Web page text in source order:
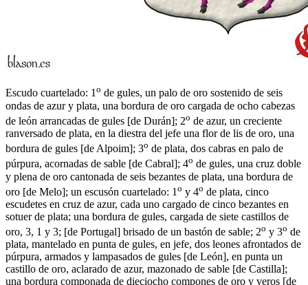
Escudo cuartelado: 1o de gules, un palo de oro sostenido de seis
ondas de azur y plata, una bordura de oro cargada de ocho cabezas
de león arrancadas de gules [de Durán]; 2o de azur, un creciente
ranversado de plata, en la diestra del jefe una flor de lis de oro, una
bordura de gules [de Alpoim]; 3o de plata, dos cabras en palo de
púrpura, acornadas de sable [de Cabral]; 4o de gules, una cruz doble
y plena de oro cantonada de seis bezantes de plata, una bordura de
oro [de Melo]; un escusón cuartelado: 1 o y 4o de plata, cinco
escudetes en cruz de azur, cada uno cargado de cinco bezantes en
sotuer de plata; una bordura de gules, cargada de siete castillos de
oro, 3, 1 y 3; [de Portugal] brisado de un bastón de sable; 2o y 3o de
plata, mantelado en punta de gules, en jefe, dos leones afrontados de
púrpura, armados y lampasados de gules [de León], en punta un
castillo de oro, aclarado de azur, mazonado de sable [de Castilla];
una bordura componada de dieciocho compones de oro y veros [de